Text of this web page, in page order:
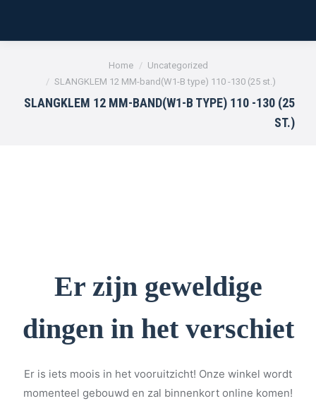
Home
Uncategorized
SLANGKLEM 12 MM-band(W1-B type) 110 -130 (25 st.)
SLANGKLEM 12 MM-BAND(W1-B TYPE) 110 -130 (25
ST.)
Er zijn geweldige
dingen in het verschiet
Er is iets moois in het vooruitzicht! Onze winkel wordt
momenteel gebouwd en zal binnenkort online komen!